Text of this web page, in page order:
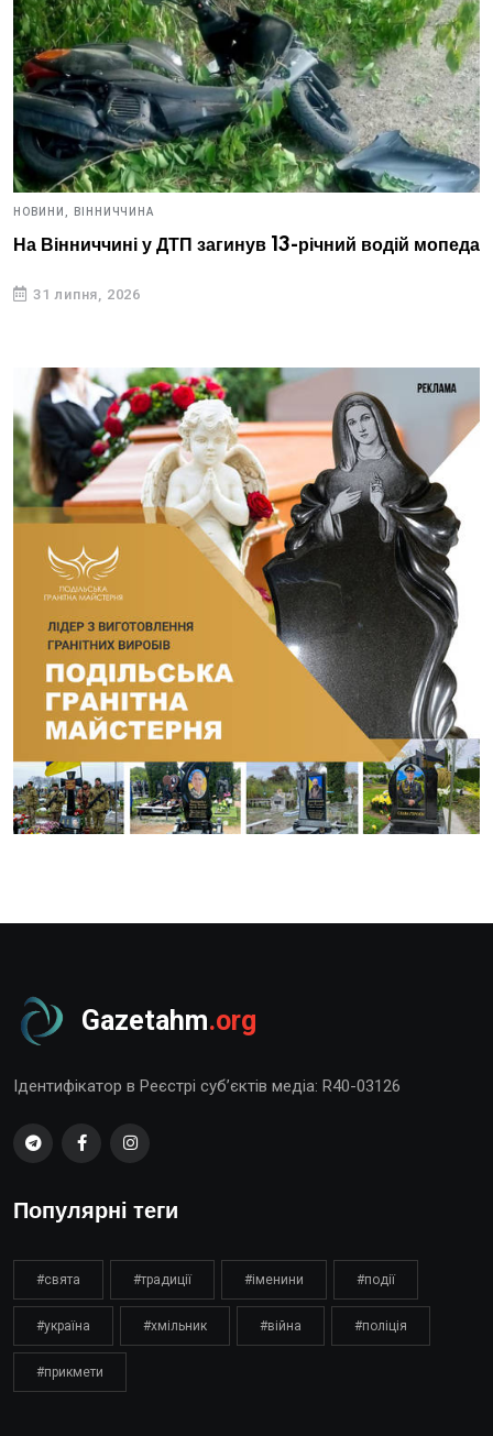
НОВИНИ, ВІННИЧЧИНА
На Вінниччині у ДТП загинув 13-річний водій мопеда
31 липня, 2026
Gazetahm.org
Ідентифікатор в Реєстрі суб’єктів медіа: R40-03126
Популярні теги
#свята #традиції #іменини #події
#україна #хмільник #війна #поліція
#прикмети